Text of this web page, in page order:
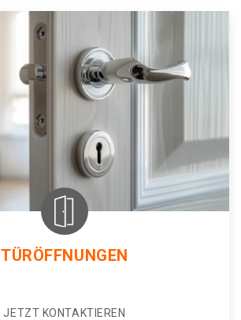
TÜRÖFFNUNGEN
JETZT KONTAKTIEREN